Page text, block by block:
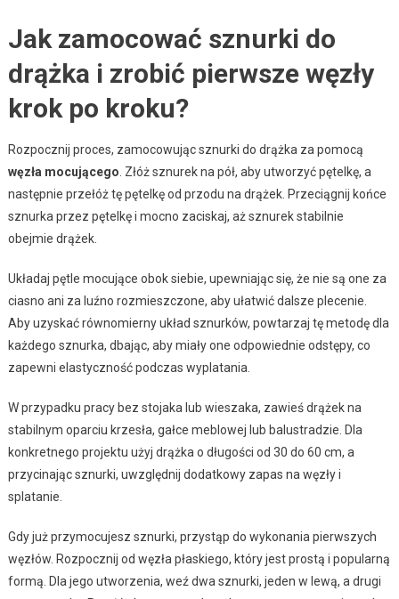
Jak zamocować sznurki do
drążka i zrobić pierwsze węzły
krok po kroku?
Rozpocznij proces, zamocowując sznurki do drążka za pomocą
węzła mocującego . Złóż sznurek na pół, aby utworzyć pętelkę, a
następnie przełóż tę pętelkę od przodu na drążek. Przeciągnij końce
sznurka przez pętelkę i mocno zaciskaj, aż sznurek stabilnie
obejmie drążek.
Układaj pętle mocujące obok siebie, upewniając się, że nie są one za
ciasno ani za luźno rozmieszczone, aby ułatwić dalsze plecenie.
Aby uzyskać równomierny układ sznurków, powtarzaj tę metodę dla
każdego sznurka, dbając, aby miały one odpowiednie odstępy, co
zapewni elastyczność podczas wyplatania.
W przypadku pracy bez stojaka lub wieszaka, zawieś drążek na
stabilnym oparciu krzesła, gałce meblowej lub balustradzie. Dla
konkretnego projektu użyj drążka o długości od 30 do 60 cm, a
przycinając sznurki, uwzględnij dodatkowy zapas na węzły i
splatanie.
Gdy już przymocujesz sznurki, przystąp do wykonania pierwszych
węzłów. Rozpocznij od węzła płaskiego, który jest prostą i popularną
formą. Dla jego utworzenia, weź dwa sznurki, jeden w lewą, a drugi